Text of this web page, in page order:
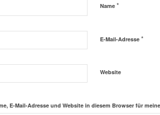
Name *
E-Mail-Adresse *
Website
E-Mail-Adresse und Website in diesem Browser für